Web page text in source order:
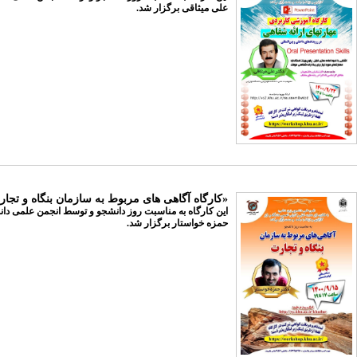
علی میثاقی برگزار شد.
«کارگاه آگاهی های مربوط به سازمان بنگاه و
حمزه خواستار برگزار شد.